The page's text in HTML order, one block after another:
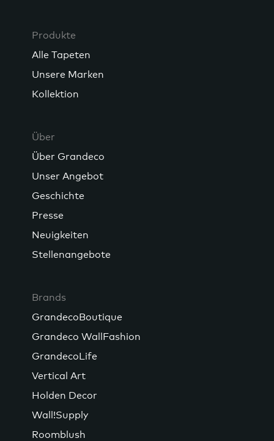
Produkte
Alle Tapeten
Unsere Marken
Kollektion
Über
Über Grandeco
Unser Angebot
Geschichte
Presse
Neuigkeiten
Stellenangebote
Brands
GrandecoBoutique
Grandeco WallFashion
GrandecoLife
Vertical Art
Holden Decor
Wall!Supply
Roomblush